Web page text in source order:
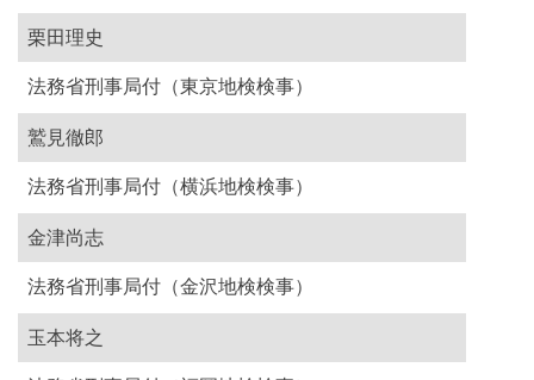
栗田理史
法務省刑事局付（東京地検検事）
鷲見徹郎
法務省刑事局付（横浜地検検事）
金津尚志
法務省刑事局付（金沢地検検事）
玉本将之